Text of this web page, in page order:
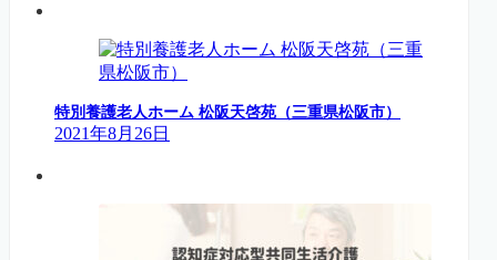
特別養護老人ホーム 松阪天啓苑（三重県松阪市）
2021年8月26日